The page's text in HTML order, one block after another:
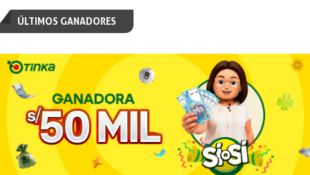
ÚLTIMOS GANADORES